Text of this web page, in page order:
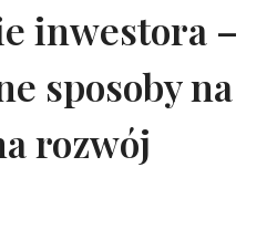
inwestora –
sposoby na
rozwój